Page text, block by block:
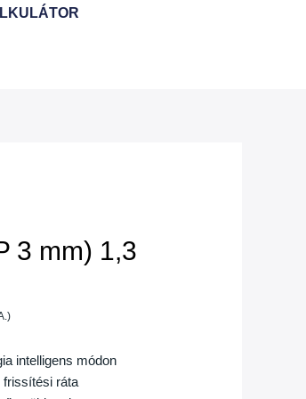
3 mm) 1,3
intelligens módon
ráta